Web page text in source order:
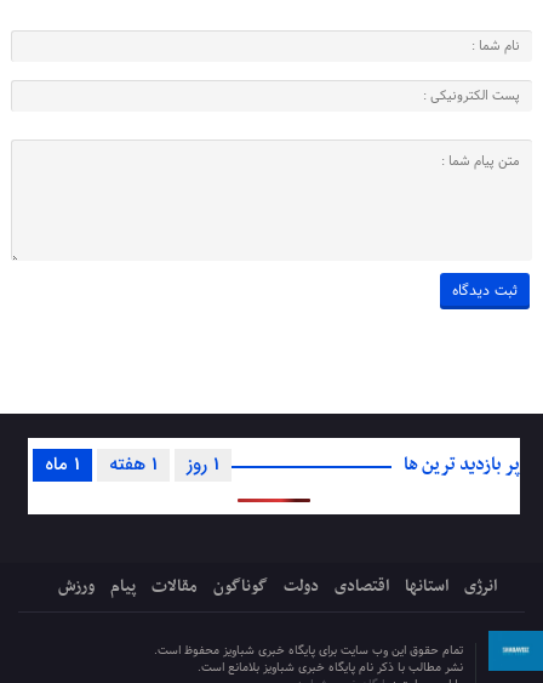
پر بازدید ترین ها 1 ماه 1 هفته 1 روز
انرژی استانها اقتصادی دولت گوناگون مقالات پیام ورزش
تمام حقوق این وب سایت برای پایگاه خبری شباویز محفوظ است.
نشر مطالب با ذکر نام پایگاه خبری شباویز بلامانع است.